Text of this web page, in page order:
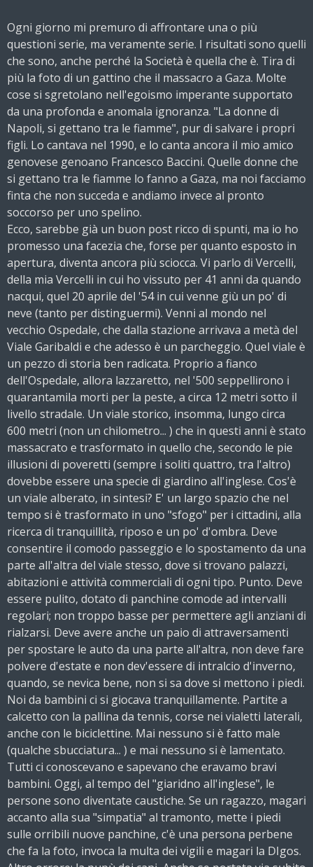
Ogni giorno mi premuro di affrontare una o più
questioni serie, ma veramente serie. I risultati sono quelli
che sono, anche perché la Società è quella che è. Tira di
più la foto di un gattino che il massacro a Gaza. Molte
cose si sgretolano nell'egoismo imperante supportato
da una profonda e anomala ignoranza. "La donne di
Napoli, si gettano tra le fiamme", pur di salvare i propri
figli. Lo cantava nel 1990, e lo canta ancora il mio amico
genovese genoano Francesco Baccini. Quelle donne che
si gettano tra le fiamme lo fanno a Gaza, ma noi facciamo
finta che non succeda e andiamo invece al pronto
soccorso per uno spelino.
Ecco, sarebbe già un buon post ricco di spunti, ma io ho
promesso una facezia che, forse per quanto esposto in
apertura, diventa ancora più sciocca. Vi parlo di Vercelli,
della mia Vercelli in cui ho vissuto per 41 anni da quando
nacqui, quel 20 aprile del '54 in cui venne giù un po' di
neve (tanto per distinguermi). Venni al mondo nel
vecchio Ospedale, che dalla stazione arrivava a metà del
Viale Garibaldi e che adesso è un parcheggio. Quel viale è
un pezzo di storia ben radicata. Proprio a fianco
dell'Ospedale, allora lazzaretto, nel '500 seppellirono i
quarantamila morti per la peste, a circa 12 metri sotto il
livello stradale. Un viale storico, insomma, lungo circa
600 metri (non un chilometro... ) che in questi anni è stato
massacrato e trasformato in quello che, secondo le pie
illusioni di poveretti (sempre i soliti quattro, tra l'altro)
dovebbe essere una specie di giardino all'inglese. Cos'è
un viale alberato, in sintesi? E' un largo spazio che nel
tempo si è trasformato in uno "sfogo" per i cittadini, alla
ricerca di tranquillità, riposo e un po' d'ombra. Deve
consentire il comodo passeggio e lo spostamento da una
parte all'altra del viale stesso, dove si trovano palazzi,
abitazioni e attività commerciali di ogni tipo. Punto. Deve
essere pulito, dotato di panchine comode ad intervalli
regolari; non troppo basse per permettere agli anziani di
rialzarsi. Deve avere anche un paio di attraversamenti
per spostare le auto da una parte all'altra, non deve fare
polvere d'estate e non dev'essere di intralcio d'inverno,
quando, se nevica bene, non si sa dove si mettono i piedi.
Noi da bambini ci si giocava tranquillamente. Partite a
calcetto con la pallina da tennis, corse nei vialetti laterali,
anche con le biciclettine. Mai nessuno si è fatto male
(qualche sbucciatura... ) e mai nessuno si è lamentato.
Tutti ci conoscevano e sapevano che eravamo bravi
bambini. Oggi, al tempo del "giaridno all'inglese", le
persone sono diventate caustiche. Se un ragazzo, magari
accanto alla sua "simpatia" al tramonto, mette i piedi
sulle orribili nuove panchine, c'è una persona perbene
che fa la foto, invoca la multa dei vigili e magari la DIgos.